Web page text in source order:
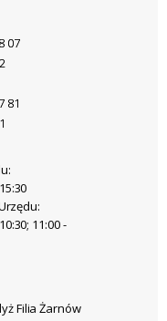
07
81
11:00 -
Filia Żarnów